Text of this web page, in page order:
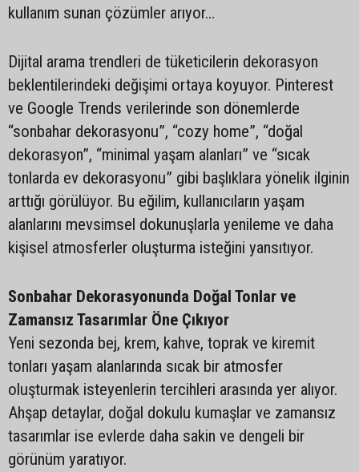
kullanım sunan çözümler arıyor…
Dijital arama trendleri de tüketicilerin dekorasyon
beklentilerindeki değişimi ortaya koyuyor. Pinterest
ve Google Trends verilerinde son dönemlerde
“sonbahar dekorasyonu”, “cozy home”, “doğal
dekorasyon”, “minimal yaşam alanları” ve “sıcak
tonlarda ev dekorasyonu” gibi başlıklara yönelik ilginin
arttığı görülüyor. Bu eğilim, kullanıcıların yaşam
alanlarını mevsimsel dokunuşlarla yenileme ve daha
kişisel atmosferler oluşturma isteğini yansıtıyor.
Sonbahar Dekorasyonunda Doğal Tonlar ve
Zamansız Tasarımlar Öne Çıkıyor
Yeni sezonda bej, krem, kahve, toprak ve kiremit
tonları yaşam alanlarında sıcak bir atmosfer
oluşturmak isteyenlerin tercihleri arasında yer alıyor.
Ahşap detaylar, doğal dokulu kumaşlar ve zamansız
tasarımlar ise evlerde daha sakin ve dengeli bir
görünüm yaratıyor.